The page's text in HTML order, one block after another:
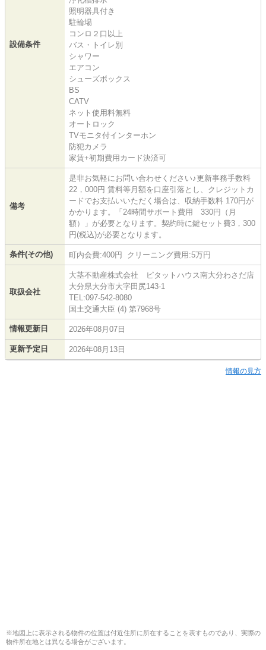
設備条件
照明器具付き
駐輪場
コンロ２口以上
バス・トイレ別
シャワー
エアコン
シューズボックス
BS
CATV
ネット使用料無料
オートロック
TVモニタ付インターホン
防犯カメラ
家賃+初期費用カード決済可
備考
是非お気軽にお問い合わせください♪更新事務手数料
22，000円 賃料等月額を口座引落とし、クレジットカ
ードでお支払いいただく場合は、収納手数料 170円が
かかります。「24時間サポート費用 330円（月
額）」が必要となります。契約時に鍵セット費3，300
円(税込)が必要となります。
条件(その他) 町内会費:400円 クリーニング費用:5万円
取扱会社
大茎不動産株式会社 ピタットハウス南大分わさだ店
大分県大分市大字田尻143-1
TEL:097-542-8080
国土交通大臣 (4) 第7968号
情報更新日 2026年08月07日
更新予定日 2026年08月13日
情報の見方
※地図上に表示される物件の位置は付近住所に所在することを表すものであり、実際の
物件所在地とは異なる場合がございます。